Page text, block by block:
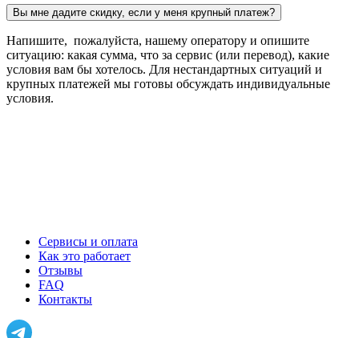
Вы мне дадите скидку, если у меня крупный платеж?
Напишите, пожалуйста, нашему оператору и опишите
ситуацию: какая сумма, что за сервис (или перевод), какие
условия вам бы хотелось. Для нестандартных ситуаций и
крупных платежей мы готовы обсуждать индивидуальные
условия.
Сервисы и оплата
Как это работает
Отзывы
FAQ
Контакты